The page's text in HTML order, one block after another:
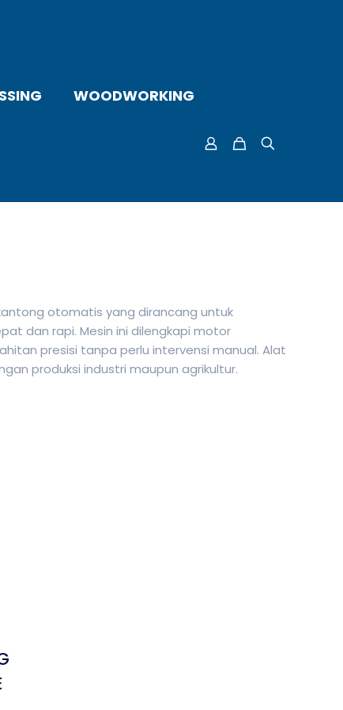
WOODWORKING
otomatis yang dirancang untuk
dan rapi. Mesin ini dilengkapi motor
presisi tanpa perlu intervensi manual. Alat
produksi industri maupun agrikultur.